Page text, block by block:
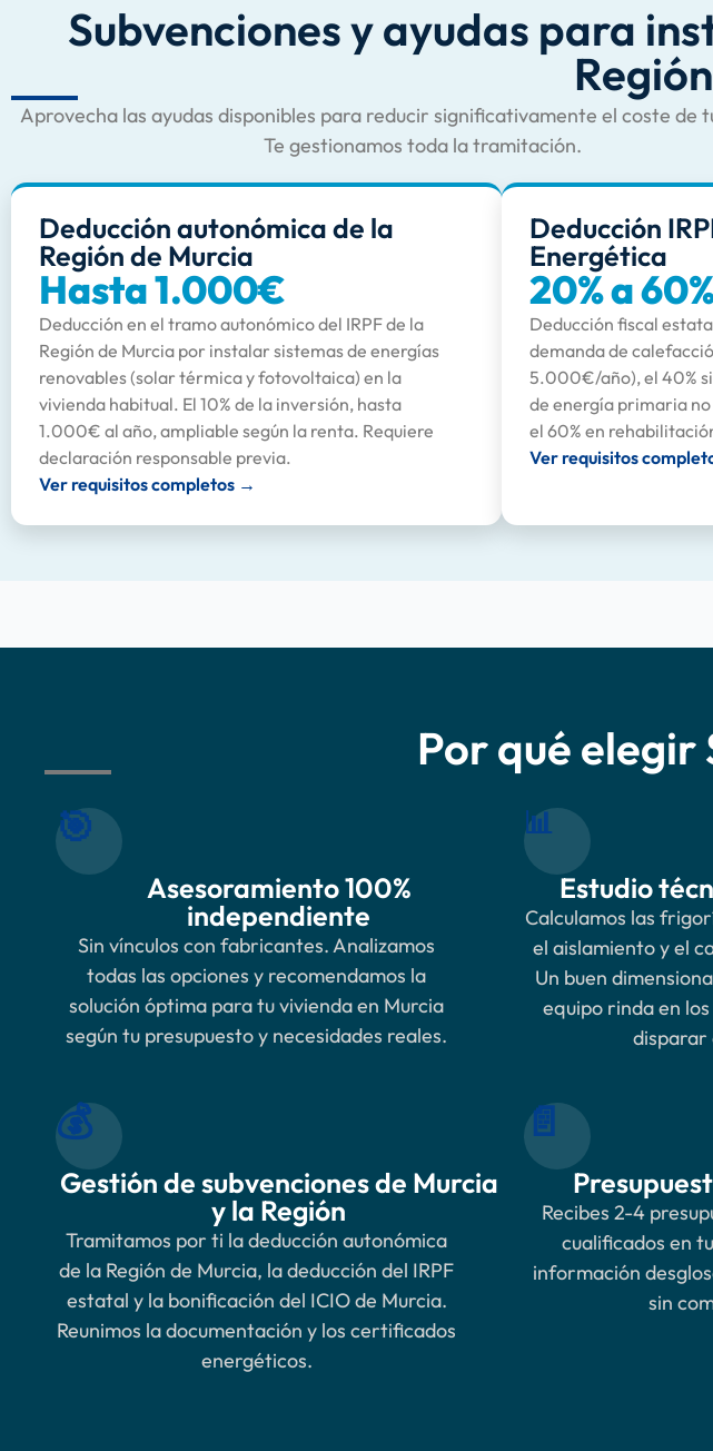
Subvenciones y ayudas para
Aprovecha las ayudas disponibles para reducir significativamente el coste de
Te gestionamos toda la tramitación.
Deducción autonómica de la
Región de Murcia
Hasta 1.000€
Deducción en el tramo autonómico del IRPF de la
Región de Murcia por instalar sistemas de energías
renovables (solar térmica y fotovoltaica) en la
vivienda habitual. El 10% de la inversión, hasta
1.000€ al año, ampliable según la renta. Requiere
declaración responsable previa.
Ver requisitos completos →
Deducción
Energética
20% a
Deducción fiscal
demanda de
5.000€/año), el 40% si
de energía primaria
el 60% en
Ver requisitos
Por qué elegir
🎯
Asesoramiento 100%
independiente
Sin vínculos con fabricantes. Analizamos
todas las opciones y recomendamos la
solución óptima para tu vivienda en Murcia
según tu presupuesto y necesidades reales.
📊
Estudio
Calculamos las
el aislamiento y el
Un buen
equipo rinda en
disparar
💰
Gestión de subvenciones de Murcia
y la Región
Tramitamos por ti la deducción autonómica
de la Región de Murcia, la deducción del IRPF
estatal y la bonificación del ICIO de Murcia.
Reunimos la documentación y los certificados
energéticos.
📄
Recibes 2-4
cualificados en
información
sin